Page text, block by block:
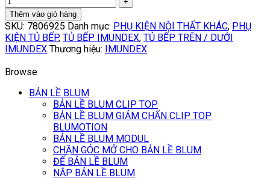
Thêm vào giỏ hàng
SKU: 7806925 Danh mục: PHỤ KIỆN NỘI THẤT KHÁC, PHỤ
KIỆN TỦ BẾP, TỦ BẾP IMUNDEX, TỦ BẾP TRÊN / DƯỚI
IMUNDEX Thương hiệu: IMUNDEX
Browse
BẢN LỀ BLUM
BẢN LỀ BLUM CLIP TOP
BẢN LỀ BLUM GIẢM CHẤN CLIP TOP
BLUMOTION
BẢN LỀ BLUM MODUL
CHẶN GÓC MỞ CHO BẢN LỀ BLUM
ĐẾ BẢN LỀ BLUM
NẮP BẢN LỀ BLUM